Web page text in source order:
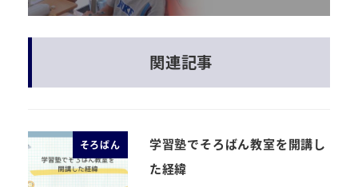
関連記事
そろばん
学習塾でそろばん教室を開講し
た経緯